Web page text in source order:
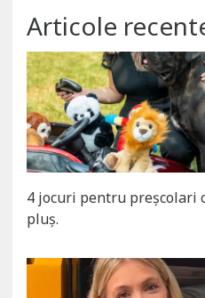
Articole
4 jocuri pentru preșcolari
pluș.